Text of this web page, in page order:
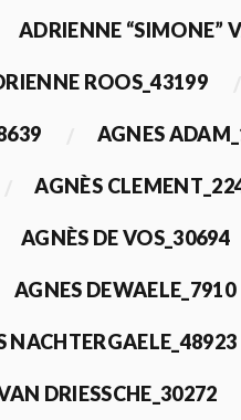
ADRIENNE “SIMONE”
ROOS_43199
AGNES
AGNÈS
AGNÈS DE VOS_30694
AGNES DEWAELE_7910
NACHTERGAELE_48923
DRIESSCHE_30272